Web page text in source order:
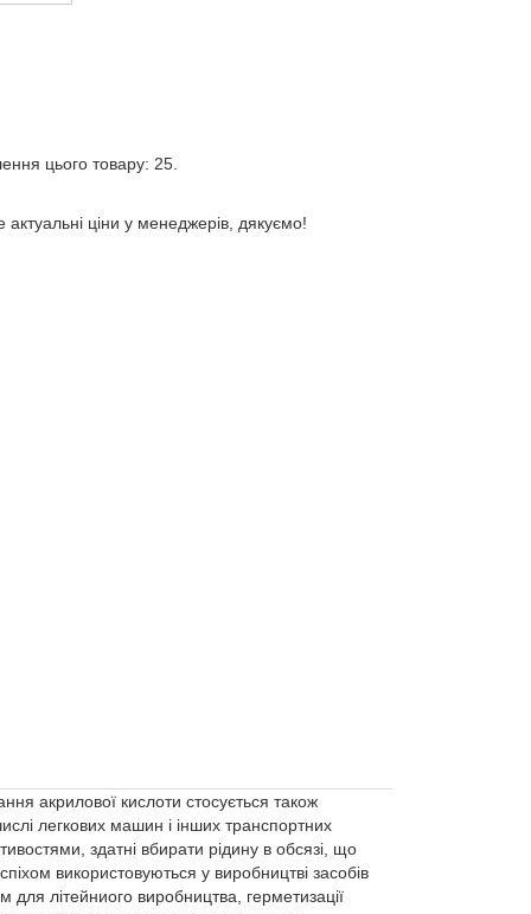
цього товару: 25.
актуальні ціни у менеджерів, дякуємо!
акрилової кислоти стосується також
легкових машин і інших транспортних
здатні вбирати рідину в обсязі, що
використовуються у виробництві засобів
для літейниого виробництва, герметизації